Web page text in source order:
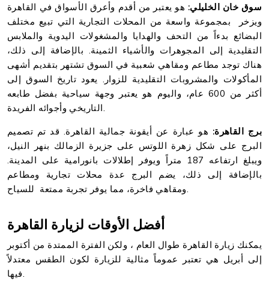
سوق خان الخليلي: هو يعتبر من أقدم وأعرق الأسواق في القاهرة
ويزخر بمجموعة واسعة من المحلات التجارية التي تبيع مختلف
البضائع بدءاً من التحف والهدايا والمشغولات اليدوية والملابس
التقليدية إلى المجوهرات والأشياء الثمينة. بالإضافة إلى ذلك،
هناك توجد مطاعم ومقاهي شعبية في السوق تشتهر بتقديم أشهى
المأكولات والمشروبات التقليدية للزوار. يعود تاريخ السوق إلى
أكثر من 600 عام، واليوم هو يعتبر وجهة سياحية بفضل طابعه
برج القاهرة: هو عبارة عن أيقونة جمالية القاهرة. قد تم تصميم
البرج على شكل زهرة اللوتس على جزيرة الزمالك بنهر النيل،
ويبلغ ارتفاعه 187 متراً ويوفر إطلالات بانورامية على المدينة.
بالإضافة إلى ذلك، يضم البرج عدة محلات تجارية ومطاعم
أفضل الأوقات لزيارة القاهرة
يمكنك زيارة القاهرة طوال العام ، ولكن الفترة الممتدة من أكتوبر
إلى أبريل هي تعتبر عموماً مثالية للزيارة لكون الطقس معتدلاً